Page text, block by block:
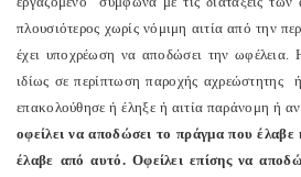
πλουσιότερος χωρίς νόμιμη αιτία από την
έχει υποχρέωση να αποδώσει την ωφέλεια.
ιδίως σε περίπτωση παροχής αχρεώστητης
επακολούθησε ή έληξε ή αιτία παράνομη ή
οφείλει να αποδώσει το πράγμα που
έλαβε από αυτό. Οφείλει επίσης να